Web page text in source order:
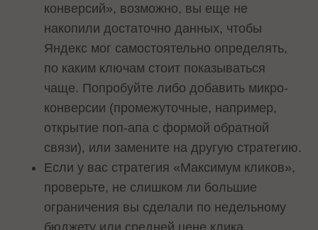
конверсий», возможно, вы еще не
накопили достаточно данных, чтобы
Яндекс мог самостоятельно определять,
по каким ключам стоит показываться
чаще. Попробуйте либо добавить микро-
конверсии (промежуточные, например,
открытие поп-апа с формой обратной
связи), или замените на другую стратегию.
Если у вас стратегия «Максимум кликов»,
проверьте, не слишком ли большие
ограничения вы сделали по недельному
бюджету или средней цене клика.